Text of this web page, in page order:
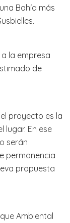
Bahía más
la empresa
de
proyecto es la
lugar. En ese
serán
permanencia
propuesta
Ambiental